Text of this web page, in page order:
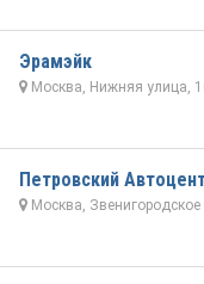
Эрамэйк
Москва, Нижняя улица,
Петровский
Москва, Звенигородское